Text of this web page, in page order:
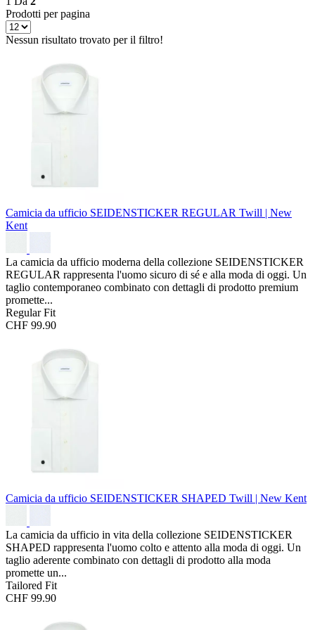
Prodotti per pagina
Nessun risultato trovato per il filtro!
Camicia da ufficio SEIDENSTICKER REGULAR Twill | New
Kent
La camicia da ufficio moderna della collezione SEIDENSTICKER
REGULAR rappresenta l'uomo sicuro di sé e alla moda di oggi. Un
taglio contemporaneo combinato con dettagli di prodotto premium
promette...
Regular Fit
CHF 99.90
Camicia da ufficio SEIDENSTICKER SHAPED Twill | New Kent
La camicia da ufficio in vita della collezione SEIDENSTICKER
SHAPED rappresenta l'uomo colto e attento alla moda di oggi. Un
taglio aderente combinato con dettagli di prodotto alla moda
promette un...
Tailored Fit
CHF 99.90